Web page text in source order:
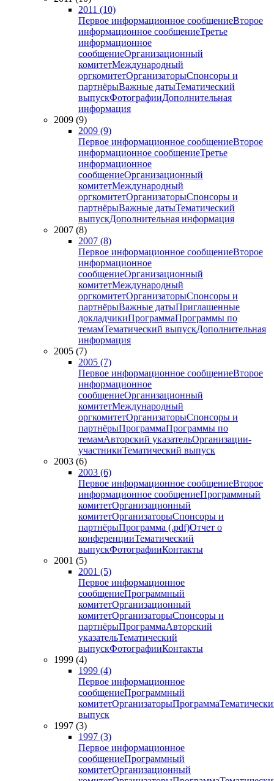
2011 (10)
Первое информационное сообщениеВторое
информационное сообщениеТретье
информационное
сообщениеОрганизационный
комитетМеждународный
оргкомитетОрганизаторыСпонсоры и
партнёрыВажные датыТематический
выпускФотографииДополнительная
информация
2009 (9)
2009 (9)
Первое информационное сообщениеВторое
информационное сообщениеТретье
информационное
сообщениеОрганизационный
комитетМеждународный
оргкомитетОрганизаторыСпонсоры и
партнёрыВажные датыТематический
выпускДополнительная информация
2007 (8)
2007 (8)
Первое информационное сообщениеВторое
информационное
сообщениеОрганизационный
комитетМеждународный
оргкомитетОрганизаторыСпонсоры и
партнёрыВажные датыПриглашенные
докладчикиПрограммаПрограммы по
темамТематический выпускДополнительная
информация
2005 (7)
2005 (7)
Первое информационное сообщениеВторое
информационное
сообщениеОрганизационный
комитетМеждународный
оргкомитетОрганизаторыСпонсоры и
партнёрыПрограммаПрограммы по
темамАвторский указательОрганизации-
участникиТематический выпуск
2003 (6)
2003 (6)
Первое информационное сообщениеВторое
информационное сообщениеПрограммный
комитетОрганизационный
комитетОрганизаторыСпонсоры и
партнёрыПрограмма (.pdf)Отчет о
конференцииТематический
выпускФотографииКонтакты
2001 (5)
2001 (5)
Первое информационное
сообщениеПрограммный
комитетОрганизационный
комитетОрганизаторыСпонсоры и
партнёрыПрограммаАвторский
указательТематический
выпускФотографииКонтакты
1999 (4)
1999 (4)
Первое информационное
сообщениеПрограммный
комитетОрганизаторыПрограмма
выпуск
1997 (3)
1997 (3)
Первое информационное
сообщениеПрограммный
комитетОрганизационный